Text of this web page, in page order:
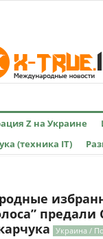
Z на Украине
(техника IT)
предали
Украина /